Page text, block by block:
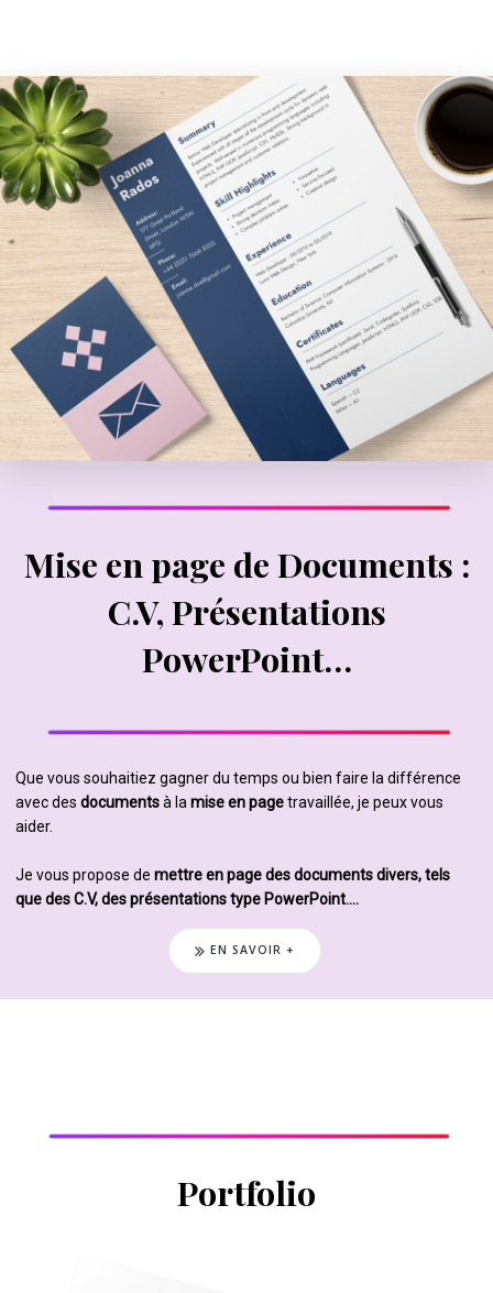
Mise en page de Documents :
C.V, Présentations
PowerPoint…
Que vous souhaitiez gagner du temps ou bien faire la différence
avec des documentsà la mise en pagetravaillée, je peux vous
aider.
Je vous propose de mettre en page des documents divers, tels
que des C.V, des présentations type PowerPoint….
EN SAVOIR +
Portfolio